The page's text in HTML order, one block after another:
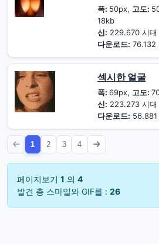
폭: 50px, 고도:
18kb
신: 229.670 시대
다운로드: 76.132
섹시한 얼굴
폭: 69px, 고도:
신: 223.273 시대
다운로드: 56.881
1 2 3 4
페이지보기 1 의 4
발견 총 스마일와 GIF를 : 26